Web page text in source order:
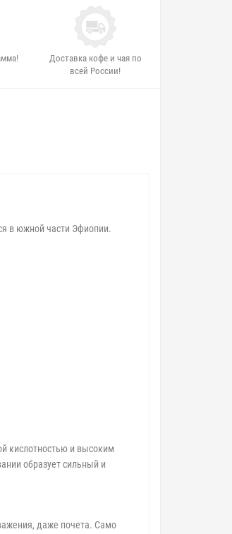
Доставка кофе и чая по
всей России!
в южной части Эфиопии.
кислотностью и высоким
образует сильный и
даже почета. Само